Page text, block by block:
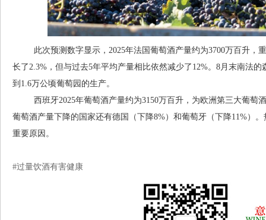
此次预测数字显示，2025年法国葡萄酒产量约为3700万百升，
长了2.3%，但与过去5年平均产量相比依然减少了12%。8月末南法
到1.6万公顷葡萄园的生产。
西班牙2025年葡萄酒产量约为3150万百升，为欧洲第三大葡萄酒
葡萄酒产量下降的国家还有德国（下降8%）和葡萄牙（下降11%）
重要原因。
#过量饮酒有害健康